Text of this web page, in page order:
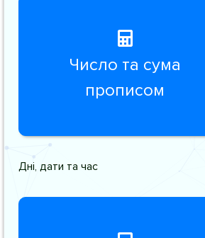
Число та сума
прописом
Дні, дати та час